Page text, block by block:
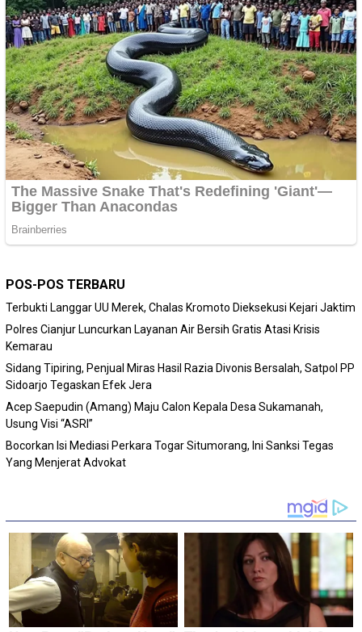
POS-POS TERBARU
Terbukti Langgar UU Merek, Chalas Kromoto Dieksekusi Kejari Jaktim
Polres Cianjur Luncurkan Layanan Air Bersih Gratis Atasi Krisis
Kemarau
Sidang Tipiring, Penjual Miras Hasil Razia Divonis Bersalah, Satpol PP
Sidoarjo Tegaskan Efek Jera
Acep Saepudin (Amang) Maju Calon Kepala Desa Sukamanah,
Usung Visi “ASRI”
Bocorkan Isi Mediasi Perkara Togar Situmorang, Ini Sanksi Tegas
Yang Menjerat Advokat